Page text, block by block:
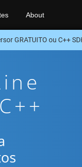
About
GRATUITO ou C++